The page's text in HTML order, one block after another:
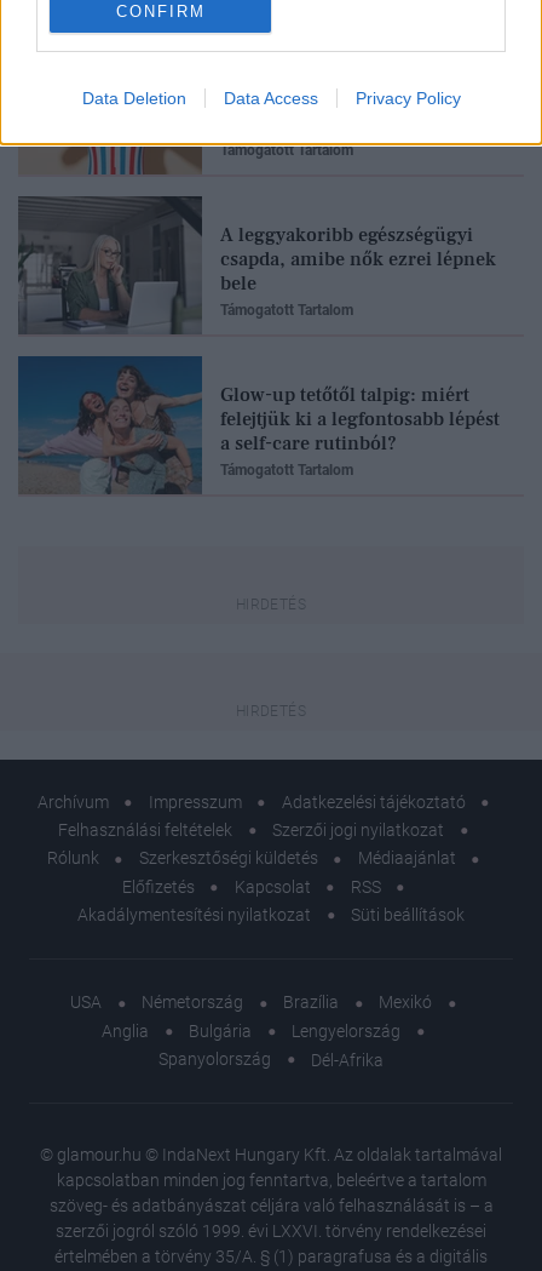
CONFIRM
Data Deletion Data Access Privacy Policy
egészségtelen, pedig a hekk és a
Támogatott Tartalom
A leggyakoribb egészségügyi
csapda, amibe nők ezrei lépnek
bele
Támogatott Tartalom
Glow-up tetőtől talpig: miért
felejtjük ki a legfontosabb lépést
a self-care rutinból?
Támogatott Tartalom
Archívum Impresszum
Adatkezelési tájékoztató
Felhasználási feltételek
Szerzői jogi nyilatkozat
Rólunk
Szerkesztőségi küldetés
Médiaajánlat
Előfizetés
Kapcsolat
RSS
Akadálymentesítési nyilatkozat
Süti beállítások
USA Németország Brazília
Mexikó
Anglia
Bulgária
Lengyelország
Spanyolország
Dél-Afrika
© glamour.hu © IndaNext Hungary Kft. Az oldalak tartalmával
kapcsolatban minden jog fenntartva, beleértve a tartalom
szöveg- és adatbányászat céljára való felhasználását is – a
szerzői jogról szóló 1999. évi LXXVI. törvény rendelkezései
értelmében a törvény 35/A. § (1) paragrafusa és a digitális